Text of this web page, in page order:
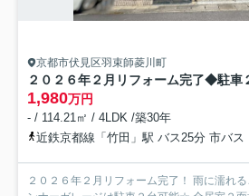
京都市伏見区羽束師菱川町
1,980万円
- / 114.21㎡ / 4LDK /築30年
近鉄京都線「竹田」駅 バス25分 市バス
２０２６年２月リフォーム完了！ 雨に濡れ